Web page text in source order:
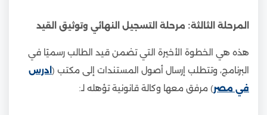
المرحلة الثالثة: مرحلة التسجيل النهائي وتوثيق القيد
هذه هي الخطوة الأخيرة التي تضمن قيد الطالب رسميًا في
البرنامج، وتتطلب إرسال أصول المستندات إلى مكتب ( ادرس
في مصر) مرفق معها وكالة قانونية تؤهله لـ: